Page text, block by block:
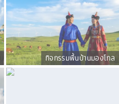
กิจกรรมพื้นบ้านมองโกล